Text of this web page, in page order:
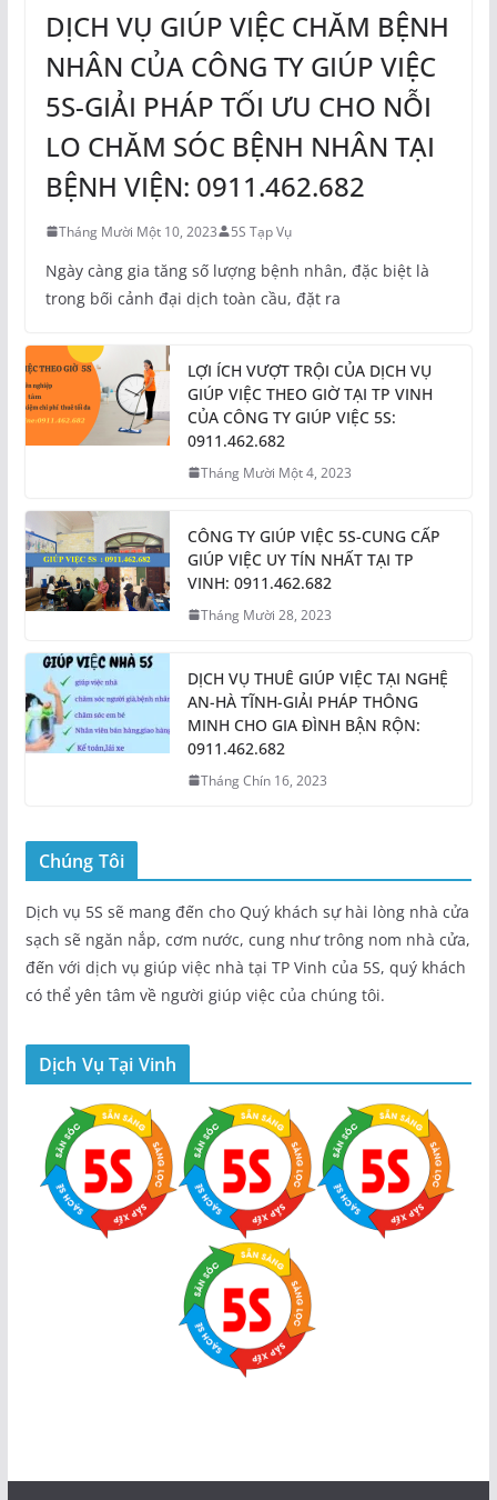
DỊCH VỤ GIÚP VIỆC CHĂM BỆNH
NHÂN CỦA CÔNG TY GIÚP VIỆC
5S-GIẢI PHÁP TỐI ƯU CHO NỖI
LO CHĂM SÓC BỆNH NHÂN TẠI
BỆNH VIỆN: 0911.462.682
Tháng Mười Một 10, 2023 5S Tạp Vụ
Ngày càng gia tăng số lượng bệnh nhân, đặc biệt là
trong bối cảnh đại dịch toàn cầu, đặt ra
LỢI ÍCH VƯỢT TRỘI CỦA DỊCH VỤ
GIÚP VIỆC THEO GIỜ TẠI TP VINH
CỦA CÔNG TY GIÚP VIỆC 5S:
0911.462.682
Tháng Mười Một 4, 2023
CÔNG TY GIÚP VIỆC 5S-CUNG CẤP
GIÚP VIỆC UY TÍN NHẤT TẠI TP
VINH: 0911.462.682
Tháng Mười 28, 2023
DỊCH VỤ THUÊ GIÚP VIỆC TẠI NGHỆ
AN-HÀ TĨNH-GIẢI PHÁP THÔNG
MINH CHO GIA ĐÌNH BẬN RỘN:
0911.462.682
Tháng Chín 16, 2023
Chúng Tôi
Dịch vụ 5S sẽ mang đến cho Quý khách sự hài lòng nhà cửa
sạch sẽ ngăn nắp, cơm nước, cung như trông nom nhà cửa,
đến với dịch vụ giúp việc nhà tại TP Vinh của 5S, quý khách
có thể yên tâm về người giúp việc của chúng tôi.
Dịch Vụ Tại Vinh